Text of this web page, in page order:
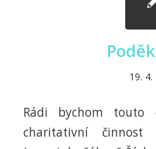
19. 4.
Rádi bychom touto
charitativní činnost